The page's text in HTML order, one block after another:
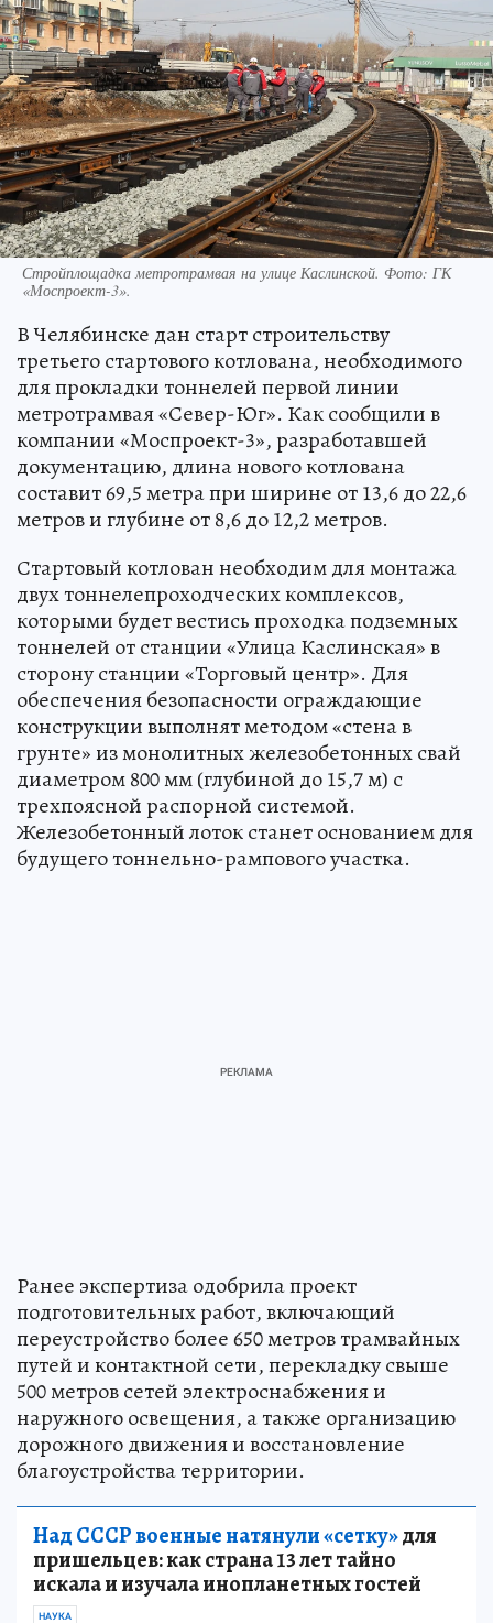
Стройплощадка метротрамвая на улице Каслинской. Фото: ГК
«Моспроект-3».
В Челябинске дан старт строительству
третьего стартового котлована, необходимого
для прокладки тоннелей первой линии
метротрамвая «Север-Юг». Как сообщили в
компании «Моспроект-3», разработавшей
документацию, длина нового котлована
составит 69,5 метра при ширине от 13,6 до 22,6
метров и глубине от 8,6 до 12,2 метров.
Стартовый котлован необходим для монтажа
двух тоннелепроходческих комплексов,
которыми будет вестись проходка подземных
тоннелей от станции «Улица Каслинская» в
сторону станции «Торговый центр». Для
обеспечения безопасности ограждающие
конструкции выполнят методом «стена в
грунте» из монолитных железобетонных свай
диаметром 800 мм (глубиной до 15,7 м) с
трехпоясной распорной системой.
Железобетонный лоток станет основанием для
будущего тоннельно-рампового участка.
Ранее экспертиза одобрила проект
подготовительных работ, включающий
переустройство более 650 метров трамвайных
путей и контактной сети, перекладку свыше
500 метров сетей электроснабжения и
наружного освещения, а также организацию
дорожного движения и восстановление
благоустройства территории.
Над СССР военные натянули «сетку»для
пришельцев: как страна 13 лет тайно
искала и изучала инопланетных гостей
НАУКА